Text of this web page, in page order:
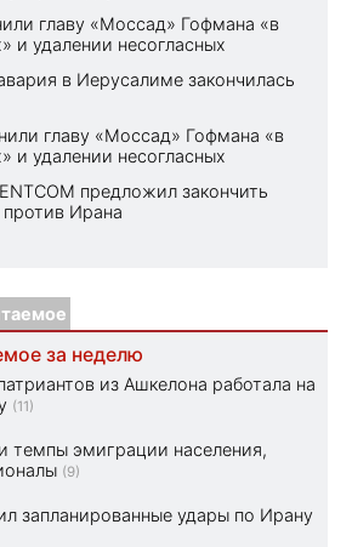
главу «Моссад» Гофмана «в
и удалении несогласных
в Иерусалиме закончилась
главу «Моссад» Гофмана «в
и удалении несогласных
предложил закончить
Ирана
за неделю
из Ашкелона работала на
(11)
темпы эмиграции населения,
(9)
запланированные удары по Ирану